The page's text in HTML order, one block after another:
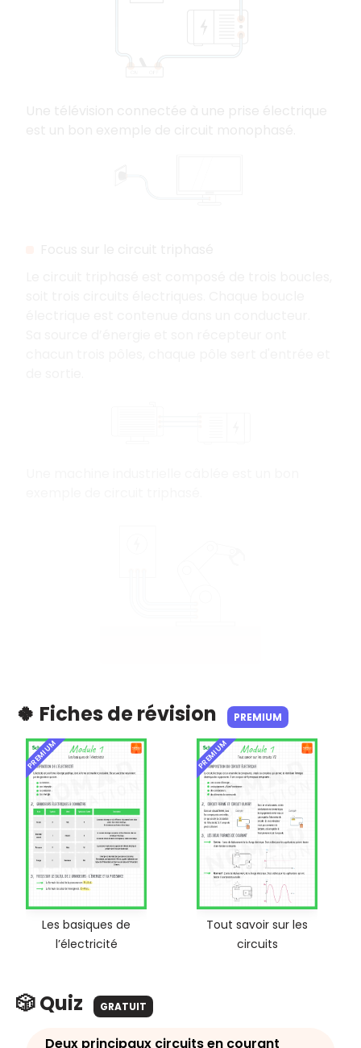
🍀 Fiches de révision PREMIUM
PREMIUM
Les basiques de
l’électricité
PREMIUM
Tout savoir sur les
circuits
🎲 Quiz GRATUIT
Deux principaux circuits en courant